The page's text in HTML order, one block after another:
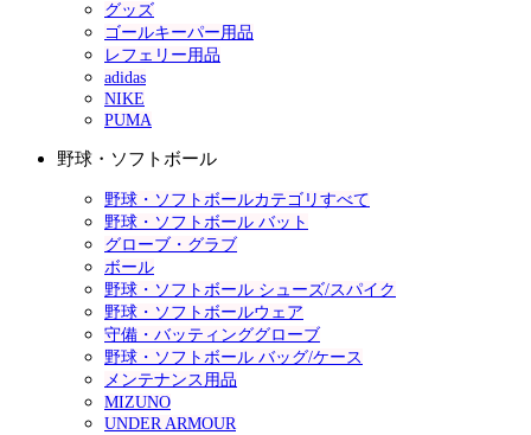
グッズ
ゴールキーパー用品
レフェリー用品
adidas
NIKE
PUMA
野球・ソフトボール
野球・ソフトボールカテゴリすべて
野球・ソフトボール バット
グローブ・グラブ
ボール
野球・ソフトボール シューズ/スパイク
野球・ソフトボールウェア
守備・バッティンググローブ
野球・ソフトボール バッグ/ケース
メンテナンス用品
MIZUNO
UNDER ARMOUR